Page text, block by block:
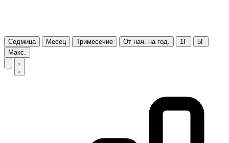
Седмица Месец Тримесечие От нач. на год. 1Г
5Г
Макс.